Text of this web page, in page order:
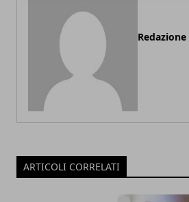
Redazione
ARTICOLI CORRELATI